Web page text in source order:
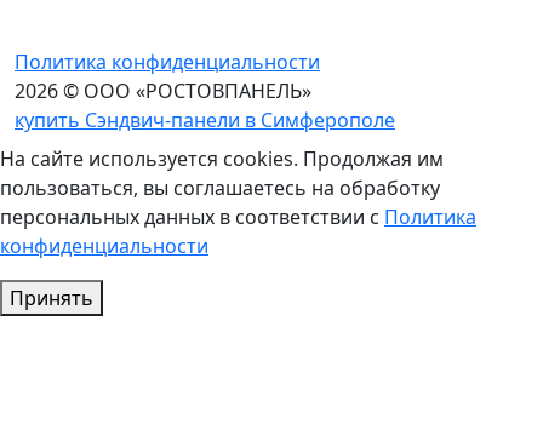
2026 © ООО «РОСТОВПАНЕЛЬ»
купить Сэндвич-панели в Симферополе
Политика конфиденциальности
На сайте используется cookies. Продолжая им
пользоваться, вы соглашаетесь на обработку
персональных данных в соответствии с Политика
конфиденциальности
Принять